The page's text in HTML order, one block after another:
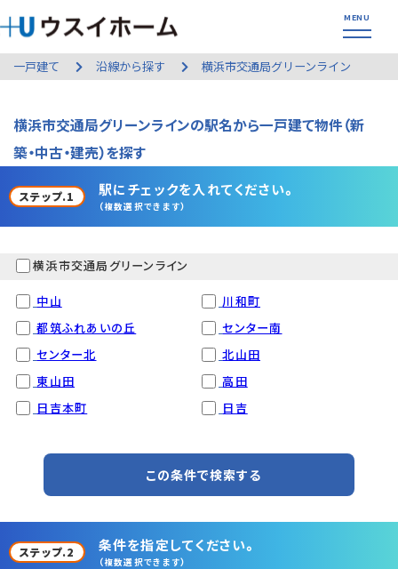
一戸建て 沿線から探す 横浜市交通局グリーンライン
横浜市交通局グリーンラインの駅名から一戸建て物件（新
築・中古・建売）を探す
ステップ.1 駅にチェックを入れてください。
（複数選択できます）
横浜市交通局グリーンライン
中山
川和町
都筑ふれあいの丘
センター南
センター北
北山田
東山田
高田
日吉本町
日吉
この条件で検索する
ステップ.2 条件を指定してください。
（複数選択できます）